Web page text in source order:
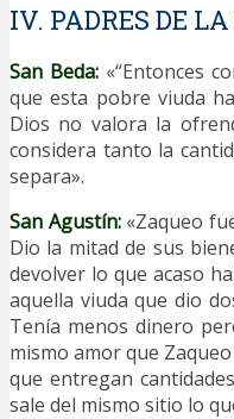
IV. PADRES DE
San Beda: «“Entonces
que esta pobre viuda
Dios no valora la
considera tanto la
separa».
San Agustín:«Zaqueo
Dio la mitad de sus
devolver lo que acaso
aquella viuda que dio
Tenía menos dinero
mismo amor que
que entregan
sale del mismo sitio lo